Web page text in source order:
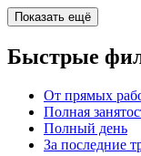
Показать ещё
Быстрые
От прямых
Полная
Полный день
За последние